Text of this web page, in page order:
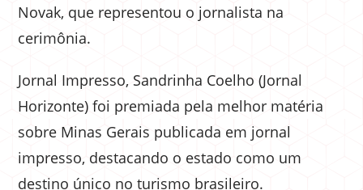
Novak, que representou o jornalista na
cerimônia.
Jornal Impresso, Sandrinha Coelho (Jornal
Horizonte) foi premiada pela melhor matéria
sobre Minas Gerais publicada em jornal
impresso, destacando o estado como um
destino único no turismo brasileiro.